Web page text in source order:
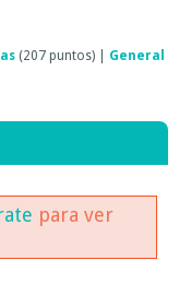
(207 puntos) General
para ver